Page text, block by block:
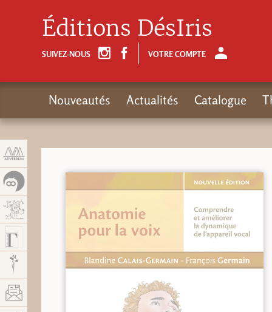
Éditions DésIris
SUIVEZ-NOUS VOTRE COMPTE
Nouveautés Actualités Catalogue